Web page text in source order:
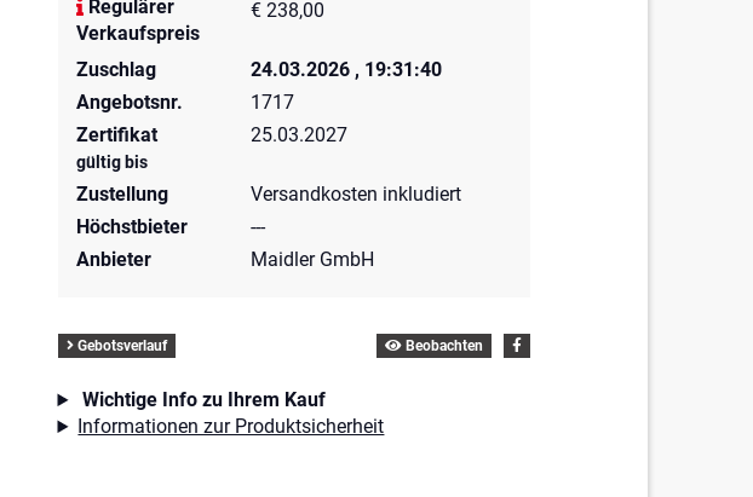
Regulärer
Verkaufspreis
€ 238,00
Zuschlag
24.03.2026 , 19:31:40
Angebotsnr.
1717
Zertifikat
gültig bis
25.03.2027
Zustellung
Versandkosten inkludiert
Höchstbieter
---
Anbieter
Maidler GmbH
Gebotsverlauf Beobachten
Wichtige Info zu Ihrem Kauf
Informationen zur Produktsicherheit